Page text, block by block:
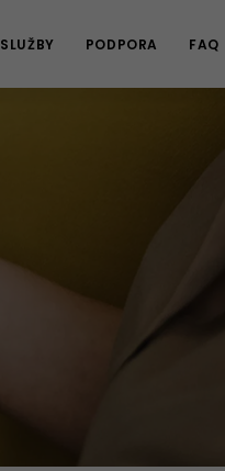
SLUŽBY PODPORA FAQ